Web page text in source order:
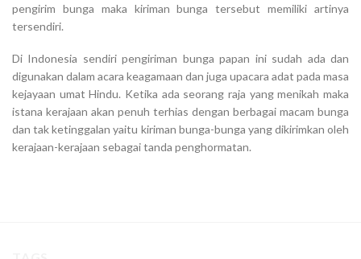
pengirim bunga maka kiriman bunga tersebut memiliki artinya
tersendiri.
Di Indonesia sendiri pengiriman bunga papan ini sudah ada dan
digunakan dalam acara keagamaan dan juga upacara adat pada masa
kejayaan umat Hindu. Ketika ada seorang raja yang menikah maka
istana kerajaan akan penuh terhias dengan berbagai macam bunga
dan tak ketinggalan yaitu kiriman bunga-bunga yang dikirimkan oleh
kerajaan-kerajaan sebagai tanda penghormatan.